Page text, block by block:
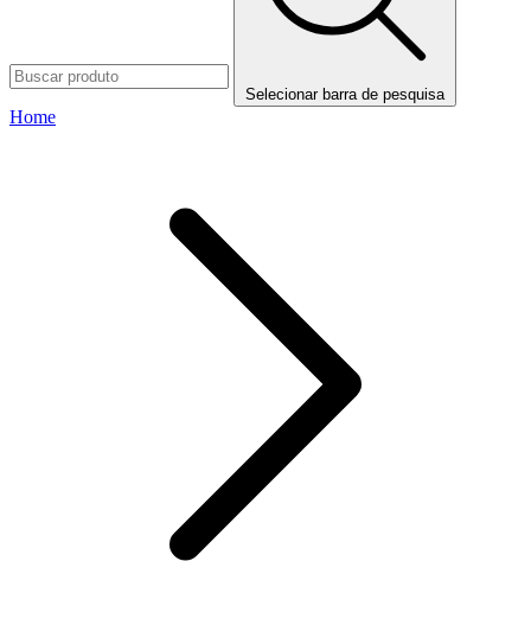
Selecionar barra de pesquisa
Home